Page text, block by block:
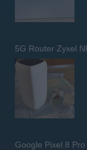
5G Router Zyxel
Google Pixel 8